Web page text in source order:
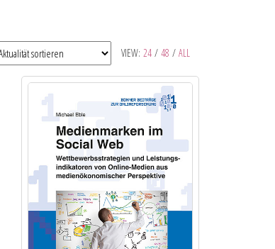
VIEW: 24 / 48 / ALL